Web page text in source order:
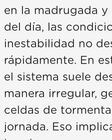
en la madrugada y
del día, las
inestabilidad no
rápidamente. En
el sistema suele
manera irregular,
celdas de
jornada. Eso